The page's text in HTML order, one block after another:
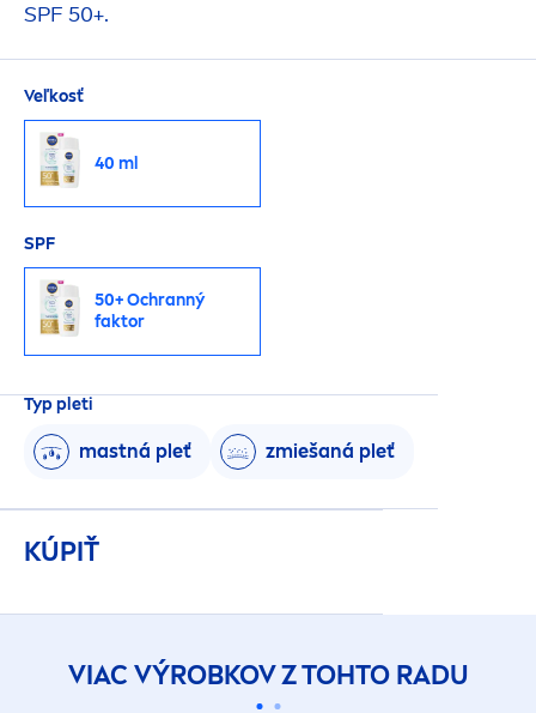
SPF 50+.
Veľkosť
40 ml
SPF
50+ Ochranný
faktor
Typ pleti
mastná pleť zmiešaná pleť
KÚPIŤ
VIAC VÝROBKOV Z TOHTO RADU